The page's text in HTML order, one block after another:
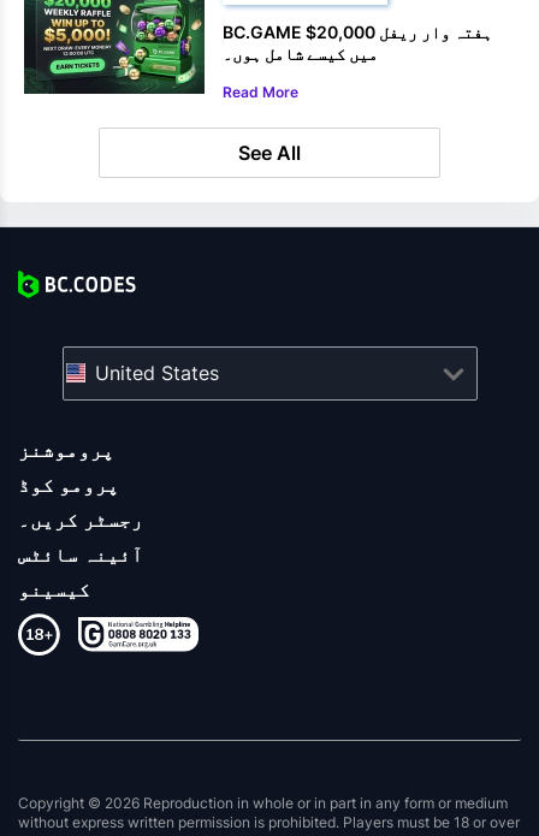
BC.GAME $20,000 ہفتہ وار ریفل
میں کیسے شامل ہوں۔
Read More
See All
پروموشنز
پرومو کوڈ
رجسٹر کریں۔
آئینہ سائٹس
کیسینو
United States
Copyright © 2026 Reproduction in whole or in part in any form or medium
without express written permission is prohibited. Players must be 18 or over